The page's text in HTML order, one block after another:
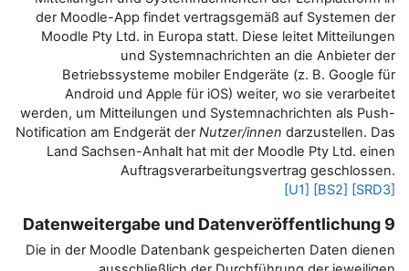
der Moodle-App findet
Moodle Pty Ltd. in Europa
und
Betriebssysteme mobiler
Android und Apple für
werden, um Mitteilungen und
Notification am Endgerät der
Land Sachsen-Anhalt hat mit
Die in der Moodle Datenbank